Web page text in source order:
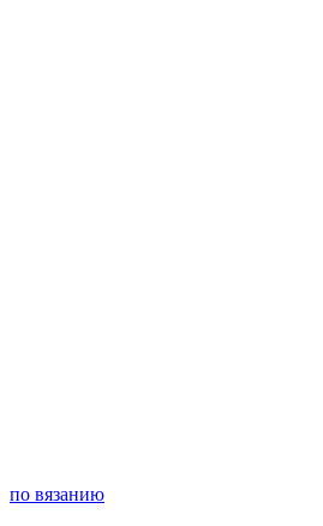
по вязанию